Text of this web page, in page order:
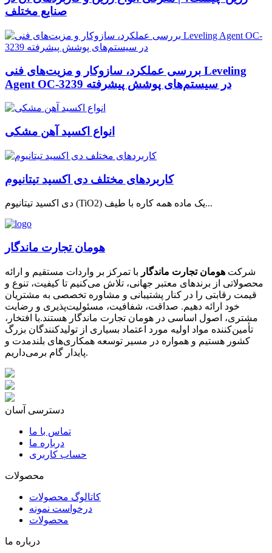
صنایع مختلف
بررسی عملکرد، سازوکار و مزیت‌های فنی Leveling
Agent OC-3239 در سیستم‌های پوشش پیشرفته
انواع اکسید آهن مشکی
کاربردهای مختلف دی اکسید تیتانیوم
دی اکسید تیتانیوم (TiO2) یک ماده همه کاره با طیف...
هومان تجارت ماندگار
شرکت هومان تجارت ماندگار با تمرکز بر واردات مستقیم و ارائه
محصولاتی از برندهای معتبر جهانی، تلاش می‌کنیم تا کیفیت، تنوع و
قیمت رقابتی را در کنار پشتیبانی و مشاوره تخصصی به مشتریان
خود ارائه دهیم. صداقت، شفافیت، مسئولیت‌پذیری و رضایت
مشتری، اصول اساسی در هومان تجارت ماندگار هستند.با افتخار،
تأمین‌کننده مواد اولیه مورد اعتماد بسیاری از تولیدکنندگان بزرگ
کشور هستیم و همواره در مسیر توسعه همکاری‌های بلندمدت و
پایدار گام برمی‌داریم.
دسترسی آسان
تماس با ما
درباره ما
حساب کاربری
محصولات
کاتالوگ محصولات
درخواست نمونه
محصولات
درباره ما